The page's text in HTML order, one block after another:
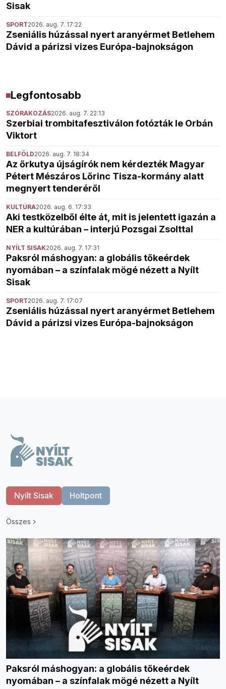
Sisak
SPORT2026. aug. 7. 17:22
Zseniális húzással nyert aranyérmet Betlehem
Dávid a párizsi vizes Európa-bajnokságon
Legfontosabb
SZÓRAKOZÁS2026. aug. 7. 22:13
Szerbiai trombitafesztiválon fotózták le Orbán
Viktort
BELFÖLD2026. aug. 7. 18:34
Az őrkutya újságírók nem kérdezték Magyar
Pétert Mészáros Lőrinc Tisza-kormány alatt
megnyert tenderéről
KULTÚRA2026. aug. 6. 17:33
Aki testközelből élte át, mit is jelentett igazán a
NER a kultúrában – interjú Pozsgai Zsolttal
NYÍLT SISAK2026. aug. 7. 17:31
Paksról máshogyan: a globális tőkeérdek
nyomában – a színfalak mögé nézett a Nyílt
Sisak
SPORT2026. aug. 7. 17:07
Zseniális húzással nyert aranyérmet Betlehem
Dávid a párizsi vizes Európa-bajnokságon
Nyílt Sisak Holtpont
Összes
Paksról máshogyan: a globális tőkeérdek
nyomában – a színfalak mögé nézett a Nyílt